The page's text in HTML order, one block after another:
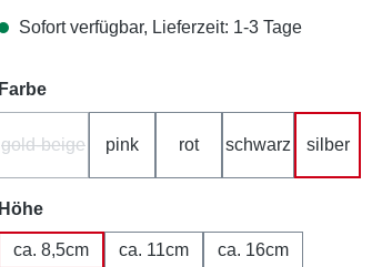
Sofort verfügbar, Lieferzeit: 1-3 Tage
Farbeauswählen
gold-beige
(Diese Option ist zurzeit nicht verfügbar.)
pink rot schwarz silber
Höheauswählen
ca. 8,5cm ca. 11cm ca. 16cm